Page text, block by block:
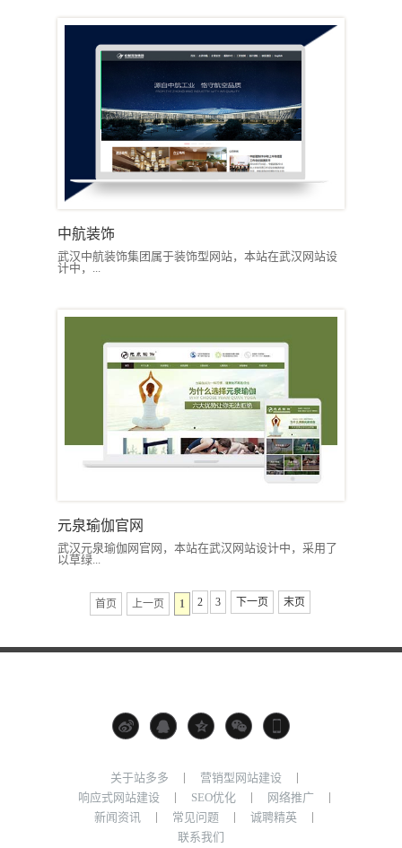
中航装饰
武汉中航装饰集团属于装饰型网站，本站在武汉网站设
计中，...
元泉瑜伽官网
武汉元泉瑜伽网官网，本站在武汉网站设计中，采用了
以草绿...
首页 上一页 1 2 3 下一页 末页
关于站多多 | 营销型网站建设
|
响应式网站建设
| SEO优化 | 网络推广
|
新闻资讯
| 常见问题 | 诚聘精英
|
联系我们